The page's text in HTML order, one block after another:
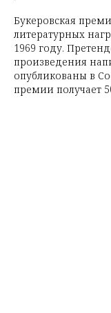
Букеровская
литературных
1969 году.
произведения
опубликованы в
премии получает